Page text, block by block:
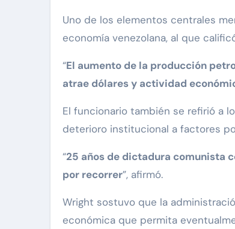
Uno de los elementos centrales
economía venezolana, al que
“El aumento de la producción
atrae dólares y actividad
El funcionario también se refirió a
deterioro institucional a factores
“25 años de dictadura comunista
por recorrer”, afirmó.
Wright sostuvo que la
económica que permita